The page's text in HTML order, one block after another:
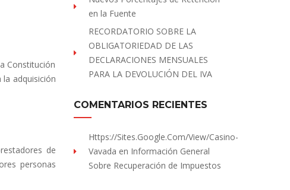
Constitución
adquisición
de
personas
en la Fuente
RECORDATORIO SOBRE LA
OBLIGATORIEDAD DE LAS
DECLARACIONES MENSUALES
PARA LA DEVOLUCIÓN DEL IVA
COMENTARIOS RECIENTES
Https://sites.Google.com/view/Casino-
Vavada en Información General
Sobre Recuperación de Impuestos